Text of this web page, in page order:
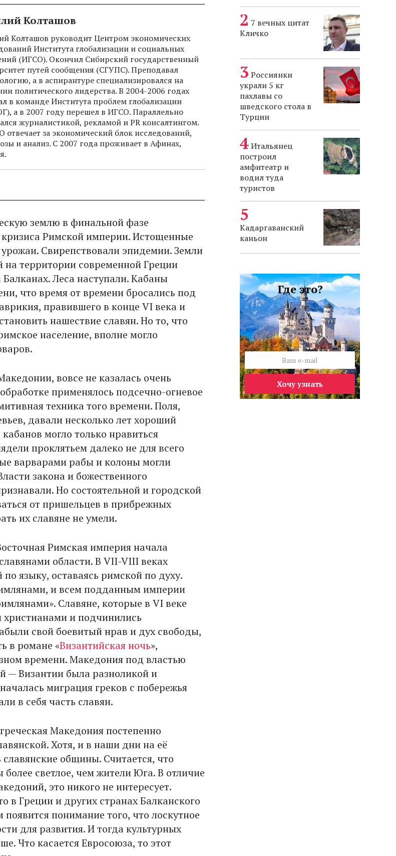
Колташов
Колташов руководит Центром экономических
Института глобализации и социальных
(ИГСО). Окончил Сибирский государственный
путей сообщения (СГУПС). Преподавал
а в аспирантуре специализировался на
политического лидерства. В 2004-2006 годах
в команде Института проблем глобализации
а в 2007 году перешел в ИГСО. Параллельно
журналистикой, рекламой и PR консалтингом.
отвечает за экономический блок исследований,
и анализ. С 2007 года проживает в Афинах,
землю в финальной фазе
кризиса Римской империи. Истощенные
Свирепствовали эпидемии. Земли
на территории современной Греции
Леса наступали. Кабаны
что время от времени бросались под
правившего в конце VI века и
нашествие славян. Но то, что
население, вполне могло
вовсе не казалась очень
применялось подсечно-огневое
техника того времени. Поля,
давали несколько лет хороший
могло только нравиться
проклятьем далеко не для всего
варварами рабы и колоны могли
закона и божественного
Но состоятельной и городской
от пришельцев в прибрежных
их славяне не умели.
Римская империя начала
области. В VII-VIII веках
языку, оставаясь римской по духу.
и всем подданным империи
Славяне, которые в VI веке
христианами и подчинились
свой боевитый нрав и дух свободы,
в романе «Византийская ночь»,
времени. Македония под властью
— Византии была разноликой и
миграция греков с побережья
в себя часть славян.
Македония постепенно
Хотя, и в наши дни на её
общины. Считается, что
более светлое, чем жители Юга. В отличие
это никого не интересует.
в Греции и других странах Балканского
понимание того, что лоскутное
для развития. И тогда культурных
Что касается Евросоюза, то этот
7 вечных цитат
Кличко
Россиянки
украли 5 кг
пахлавы со
шведского стола в
Турции
Итальянец
построил
амфитеатр и
водил туда
туристов
Кадаргаванский
каньон
Где это?
Хочу узнать